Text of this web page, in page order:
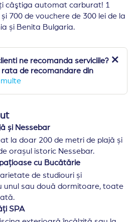
câştiga automat carburat! 1
700 de vouchere de 300 lei de la
și Benita Bulgaria.
ne recomanda serviciile?
de recomandare din
și Nessebar
la doar 200 de metri de plajă și
orașul istoric Nessebar.
cu Bucătărie
de studiouri și
unul sau două dormitoare, toate
SPA